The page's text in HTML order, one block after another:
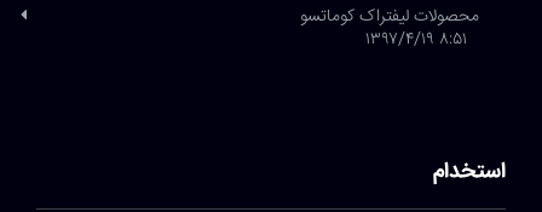
محصولات لیفتراک کوماتسو
۸:۵۱ ۱۳۹۷/۴/۱۹
استخدام